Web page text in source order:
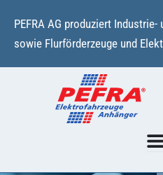
Inhalt
springen
PEFRA AG produziert
sowie Flurförderzeuge und